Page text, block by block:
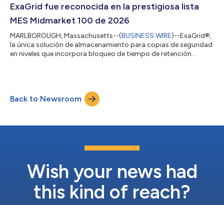
trimestre, finalizado el 30 de junio de 2026. La empresa obtuvo
un crecimiento interanual de dos dígitos e...
ExaGrid fue reconocida en la prestigiosa lista
MES Midmarket 100 de 2026
MARLBOROUGH, Massachusetts--(BUSINESS WIRE)--ExaGrid®,
la única solución de almacenamiento para copias de seguridad
en niveles que incorpora bloqueo de tiempo de retención
ransomware del mercado, anunció hoy que MES Computing,
una marca de The Channel Company, la incluyó en la lista MES
Midmarket 100 de 2026. La lista anual MES M...
Back to Newsroom
Wish your news had
this kind of reach?